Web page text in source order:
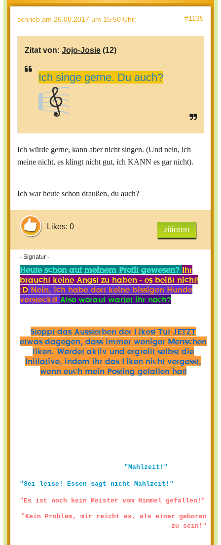
schrieb am 26.08.2017 um 15:50 Uhr: #1135
Zitat von: Jojo-Josie (12)
Ich singe gerne. Du auch?
Ich würde gerne, kann aber nicht singen. (Und nein, ich
meine nicht, es klingt nicht gut, ich KANN es gar nicht).
Ich war heute schon draußen, du auch?
Likes: 0 zitieren
- Signatur -
Heute schon auf meinem Profil gewesen? Ihr
braucht keine Angst zu haben - es beißt nicht!
:D Nein, ich habe dort keine bissigen Hunde
versteckt!! Also worauf wartet ihr noch?
Stoppt das Aussterben der Likes! Tut JETZT
etwas dagegen, dass immer weniger Menschen
liken. Werdet aktiv und ergreift selbst die
Initiative, indem ihr das Liken nicht vergesst,
wenn euch mein Posting gefallen hat!
"Mahlzeit!"
"Sei leise! Essen sagt nicht Mahlzeit!"
"Es ist noch kein Meister vom Himmel gefallen!"
"Kein Problem, mir reicht es, als einer geboren
zu sein!"